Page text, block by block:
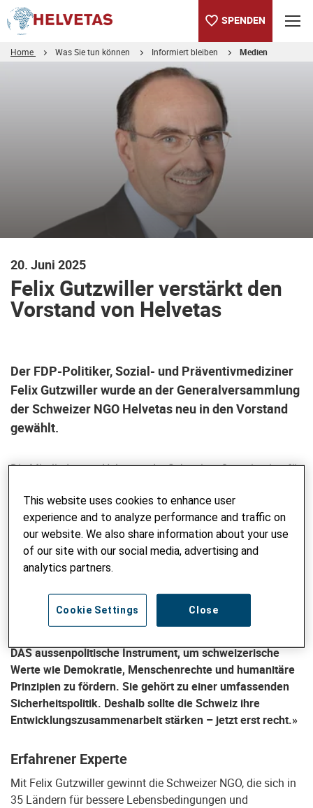
SPENDEN
Home Was Sie tun können Informiert bleiben Medien
Felix Gutzwiller verstärkt den Vorstand von Helvetas
Bilder zum Herunterladen (Die Bilder dürfen nur in diesem
20. Juni 2025
Felix Gutzwiller verstärkt den
Vorstand von Helvetas
Der FDP-Politiker, Sozial- und Präventivmediziner
Felix Gutzwiller wurde an der Generalversammlung
der Schweizer NGO Helvetas neu in den Vorstand
gewählt.
Die Mitglieder von Helvetas, der Schweizer Organisation für
haben Felix Gutzwiller, ehemaliger FDP-Stände- und
Nationalrat, Präventiv- und Sozialmediziner, an der
ordentlichen Generalversammlung vom 20. Juni 2025 in
den Vorstand gewählt. Der Vorstand besteht aus 13
Mitgliedern und wird seit drei Jahren von Regula Rytz
Felix Gutzwiller: «Ich bin stolz auf die humanitäre
DAS aussenpolitische Instrument, um schweizerische
Werte wie Demokratie, Menschenrechte und humanitäre
Prinzipien zu fördern. Sie gehört zu einer umfassenden
Sicherheitspolitik. Deshalb sollte die Schweiz ihre
Entwicklungszusammenarbeit stärken – jetzt erst recht.»
Erfahrener Experte
Mit Felix Gutzwiller gewinnt die Schweizer NGO, die sich in
35 Ländern für bessere Lebensbedingungen und
This website uses cookies to enhance user
experience and to analyze performance and traffic on
our website. We also share information about your use
of our site with our social media, advertising and
analytics partners.
Close
Cookie Settings